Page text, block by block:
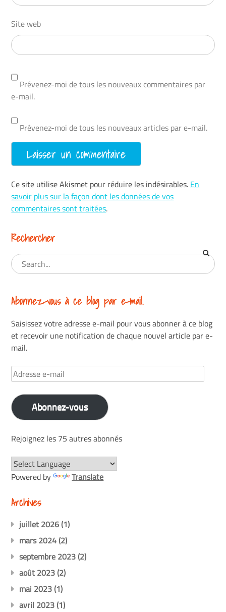
Site web
Prévenez-moi de tous les nouveaux commentaires par
e-mail.
Prévenez-moi de tous les nouveaux articles par e-mail.
Ce site utilise Akismet pour réduire les indésirables. En
savoir plus sur la façon dont les données de vos
commentaires sont traitées.
Rechercher
Abonnez-vous à ce blog par e-mail.
Saisissez votre adresse e-mail pour vous abonner à ce blog
et recevoir une notification de chaque nouvel article par e-
mail.
Adresse
e-
mail
Abonnez-vous
Rejoignez les 75 autres abonnés
Powered by Translate
Archives
juillet 2026(1)
mars 2024(2)
septembre 2023(2)
août 2023(2)
mai 2023(1)
avril 2023(1)